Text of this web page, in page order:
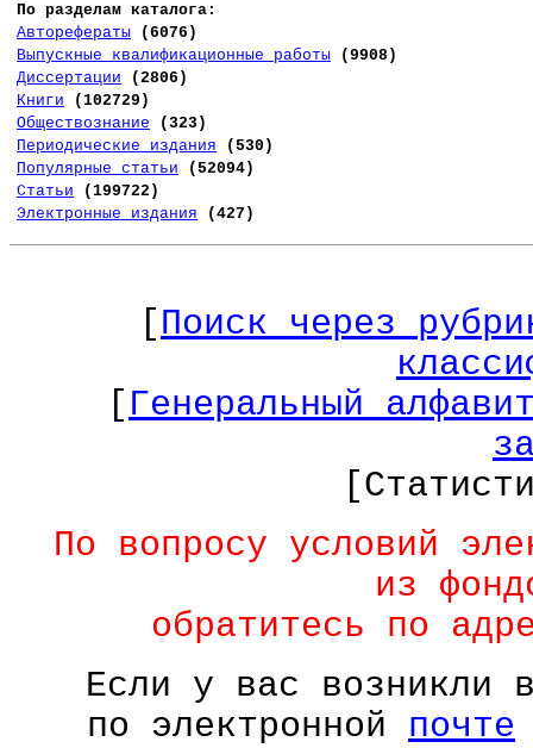
По разделам каталога:
Авторефераты
(6076)
Выпускные квалификационные работы
(9908)
Диссертации
(2806)
Книги
(102729)
Обществознание
(323)
Периодические издания
(530)
Популярные статьи
(52094)
Статьи
(199722)
Электронные издания
(427)
[Поиск через
[ Генеральный
По вопросу условий
из
обратитесь по
Если у вас возникли
по электронной почте